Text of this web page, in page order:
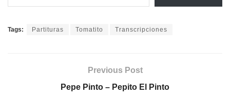
Tags: Partituras Tomatito Transcripciones
Previous Post
Pepe Pinto – Pepito El Pinto